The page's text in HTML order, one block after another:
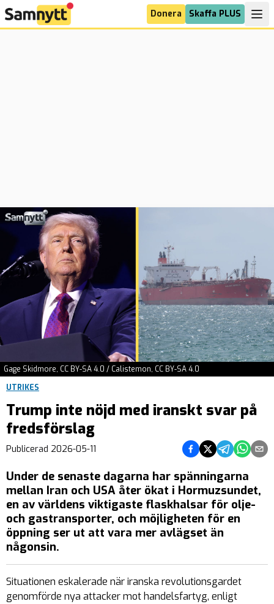
Donera Skaffa PLUS
Gage Skidmore, CC BY-SA 4.0 / Calistemon, CC BY-SA 4.0
UTRIKES
Trump inte nöjd med iranskt svar på
fredsförslag
Publicerad 2026-05-11 Dela på Facebook
Dela på Twitter
Dela påDela på
Dela
Under de senaste dagarna har spänningarna
mellan Iran och USA åter ökat i Hormuzsundet,
en av världens viktigaste flaskhalsar för olje-
och gastransporter, och möjligheten för en
öppning ser ut att vara mer avlägset än
någonsin.
Situationen eskalerade när iranska revolutionsgardet
genomförde nya attacker mot handelsfartyg, enligt